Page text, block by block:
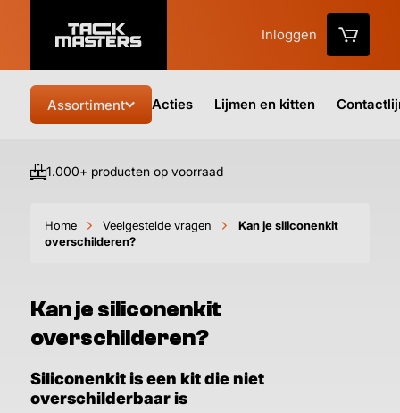
Inloggen
Assortiment Acties Lijmen en kitten
1.000+ producten op voorraad
Home Veelgestelde vragen
Kan je siliconenkit
overschilderen?
Kan je siliconenkit
overschilderen?
Siliconenkit is een kit die niet
overschilderbaar is